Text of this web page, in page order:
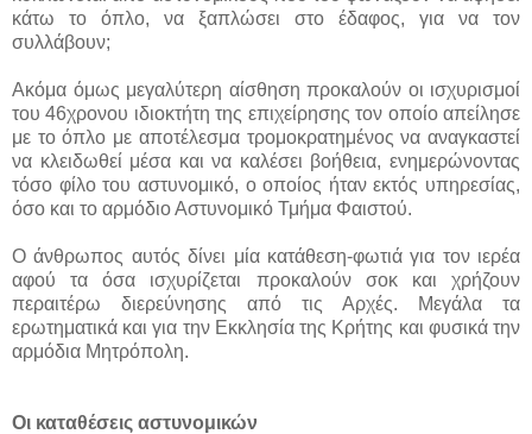
κάτω το όπλο, να ξαπλώσει στο έδαφος, για να τον
συλλάβουν;
Ακόμα όμως μεγαλύτερη αίσθηση προκαλούν οι ισχυρισμοί
του 46χρονου ιδιοκτήτη της επιχείρησης τον οποίο απείλησε
με το όπλο με αποτέλεσμα τρομοκρατημένος να αναγκαστεί
να κλειδωθεί μέσα και να καλέσει βοήθεια, ενημερώνοντας
τόσο φίλο του αστυνομικό, ο οποίος ήταν εκτός υπηρεσίας,
όσο και το αρμόδιο Αστυνομικό Τμήμα Φαιστού.
Ο άνθρωπος αυτός δίνει μία κατάθεση-φωτιά για τον ιερέα
αφού τα όσα ισχυρίζεται προκαλούν σοκ και χρήζουν
περαιτέρω διερεύνησης από τις Αρχές. Μεγάλα τα
ερωτηματικά και για την Εκκλησία της Κρήτης και φυσικά την
αρμόδια Μητρόπολη.
Οι καταθέσεις αστυνομικών